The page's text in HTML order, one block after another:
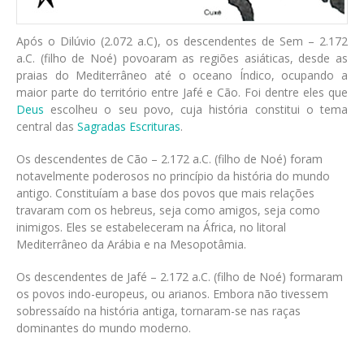
Após o Dilúvio (2.072 a.C), os descendentes de Sem – 2.172
a.C. (filho de Noé) povoaram as regiões asiáticas, desde as
praias do Mediterrâneo até o oceano Índico, ocupando a
maior parte do território entre Jafé e Cão. Foi dentre eles que
Deus escolheu o seu povo, cuja história constitui o tema
central das Sagradas Escrituras.
Os descendentes de Cão – 2.172 a.C. (filho de Noé) foram
notavelmente poderosos no princípio da história do mundo
antigo. Constituíam a base dos povos que mais relações
travaram com os hebreus, seja como amigos, seja como
inimigos. Eles se estabeleceram na África, no litoral
Mediterrâneo da Arábia e na Mesopotâmia.
Os descendentes de Jafé – 2.172 a.C. (filho de Noé) formaram
os povos indo-europeus, ou arianos. Embora não tivessem
sobressaído na história antiga, tornaram-se nas raças
dominantes do mundo moderno.